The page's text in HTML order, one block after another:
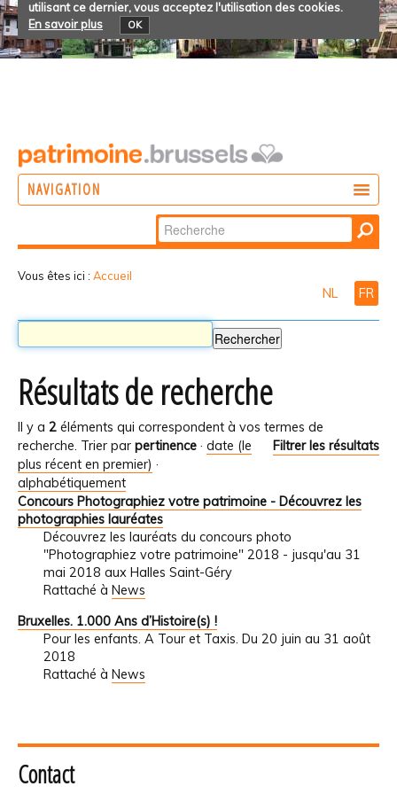
utilisant ce dernier, vous acceptez l'utilisation des cookies.
En savoir plus
OK
NAVIGATION
Chercher par
Recherche
Vous êtes ici : Accueil
NL FR
Résultats de recherche
Il y a 2 éléments qui correspondent à vos termes de
recherche.
Filtrer les résultats
Trier par pertinence · date (le
plus récent en premier) ·
alphabétiquement
Concours Photographiez votre patrimoine - Découvrez les
photographies lauréates
Découvrez les lauréats du concours photo
"Photographiez votre patrimoine" 2018 - jusqu'au 31
mai 2018 aux Halles Saint-Géry
Rattaché à News
Bruxelles. 1.000 Ans d’Histoire(s) !
Pour les enfants. A Tour et Taxis. Du 20 juin au 31 août
2018
Rattaché à News
Contact